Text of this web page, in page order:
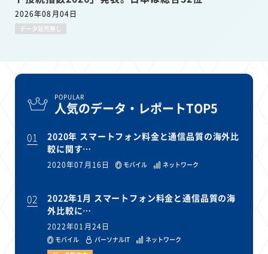
2026年08月04日
データ販売無し
POPULAR
人気のデータ・レポートTOP5
01
2020年 スマートフォン料金と通信品質の海外比
較に関す…
2020年07月16日 モバイル ネットワーク
02
2022年1月 スマートフォン料金と通信品質の海
外比較に…
2022年01月24日
モバイル パーソナルIT
ネットワーク